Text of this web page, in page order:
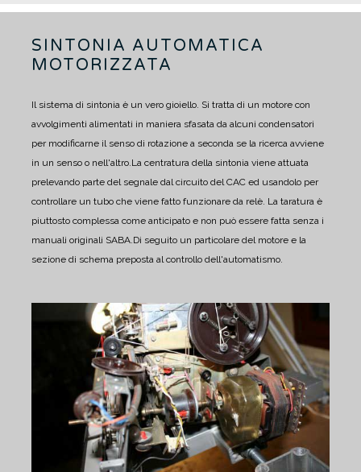
SINTONIA AUTOMATICA
MOTORIZZATA
Il sistema di sintonia è un vero gioiello. Si tratta di un motore con
avvolgimenti alimentati in maniera sfasata da alcuni condensatori
per modificarne il senso di rotazione a seconda se la ricerca avviene
in un senso o nell'altro.La centratura della sintonia viene attuata
prelevando parte del segnale dal circuito del CAC ed usandolo per
controllare un tubo che viene fatto funzionare da relè. La taratura è
piuttosto complessa come anticipato e non può essere fatta senza i
manuali originali SABA.Di seguito un particolare del motore e la
sezione di schema preposta al controllo dell'automatismo.